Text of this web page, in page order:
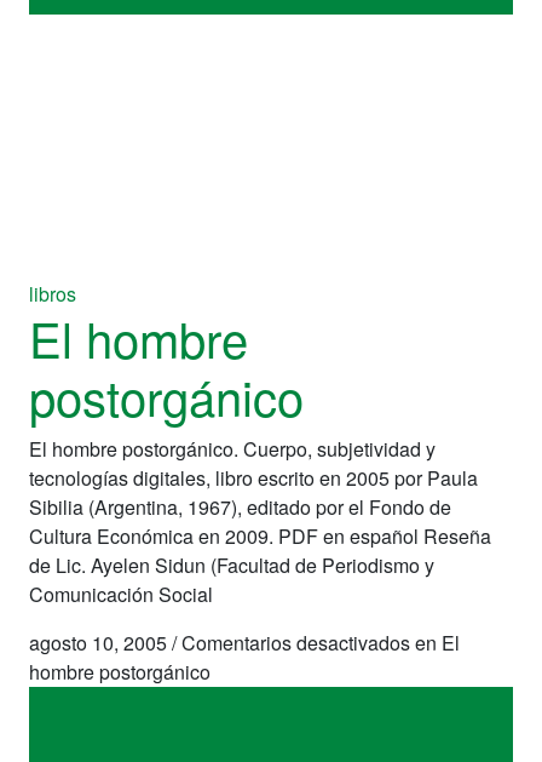
libros
El hombre
postorgánico
El hombre postorgánico. Cuerpo, subjetividad y
tecnologías digitales, libro escrito en 2005 por Paula
Sibilia (Argentina, 1967), editado por el Fondo de
Cultura Económica en 2009. PDF en español Reseña
de Lic. Ayelen Sidun (Facultad de Periodismo y
Comunicación Social
agosto 10, 2005/Comentarios desactivadosen El
hombre postorgánico